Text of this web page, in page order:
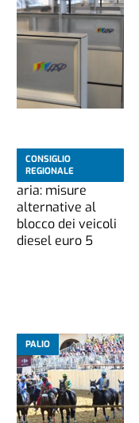
CONSIGLIO
REGIONALE
PALIO